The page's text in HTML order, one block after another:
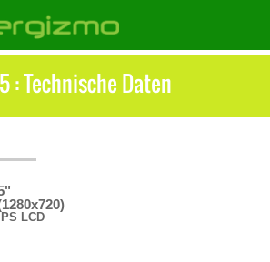
: Technische Daten
IPS LCD